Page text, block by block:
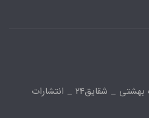
اتوبان بابایی _ شهرک بهشتی _ شقایق24 _ انتشارات